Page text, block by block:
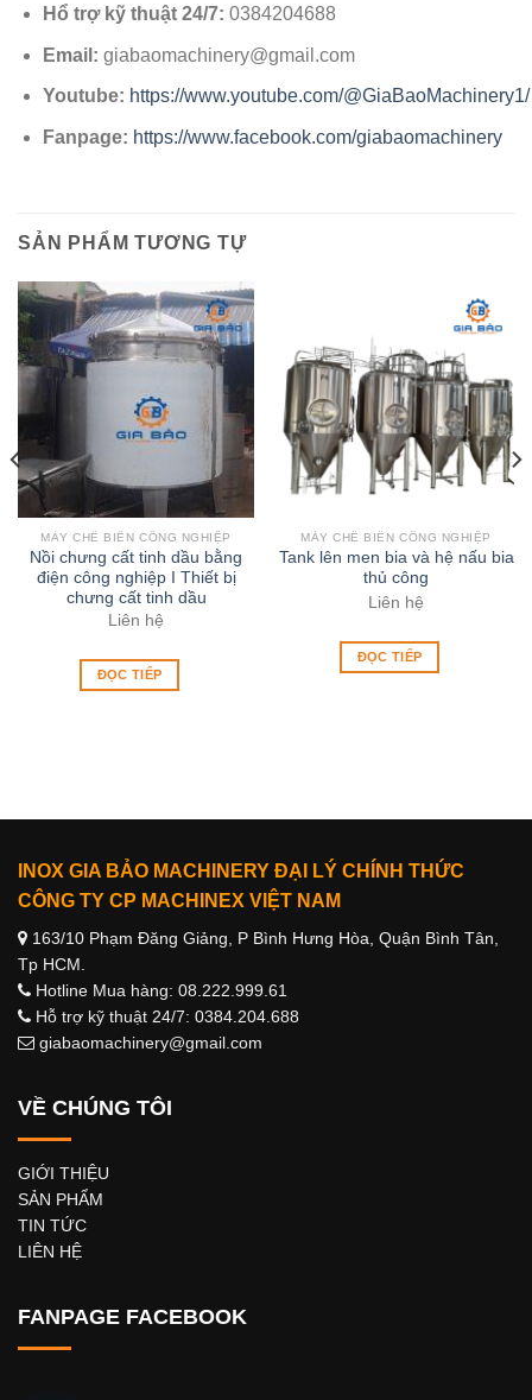
Hổ trợ kỹ thuật 24/7: 0384204688
Email: giabaomachinery@gmail.com
Youtube: https://www.youtube.com/@GiaBaoMachinery1/
Fanpage: https://www.facebook.com/giabaomachinery
SẢN PHẨM TƯƠNG TỰ
MÁY CHẾ BIẾN CÔNG NGHIỆP
Nồi chưng cất tinh dầu bằng
điện công nghiệp I Thiết bị
chưng cất tinh dầu
Liên hệ
ĐỌC TIẾP
MÁY CHẾ BIẾN CÔNG NGHIỆP
Tank lên men bia và hệ nấu bia
thủ công
Liên hệ
ĐỌC TIẾP
INOX GIA BẢO MACHINERY ĐẠI LÝ CHÍNH THỨC
CÔNG TY CP MACHINEX VIỆT NAM
163/10 Phạm Đăng Giảng, P Bình Hưng Hòa, Quận Bình Tân,
Tp HCM.
Hotline Mua hàng: 08.222.999.61
Hỗ trợ kỹ thuật 24/7: 0384.204.688
giabaomachinery@gmail.com
VỀ CHÚNG TÔI
GIỚI THIỆU
SẢN PHẨM
TIN TỨC
LIÊN HỆ
FANPAGE FACEBOOK